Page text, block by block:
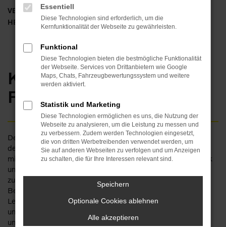
VERFÜGBARE FAHRZEUGE ANZEIGEN
HERSTELLER SEITE BESUCHEN
Klimaneutraler
Fernverkehr
Der Volvo FH Aero mit Gasantrieb ist ein Fernverkehrs-Lkw,
der auf aerodynamische Effizienz ausgelegt ist. Bei Betrieb
mit Bio-LNG und HVO reduzieren Sie Ihren CO2-Fußabdruck
und können weite Entfernungen mit hohen Nutzlasten
zurücklegen – und das klimaneutral (nach „Tank-to-Wheel“-
Berechnung). Der gasbetriebene Motor liefert die gleiche
Leistung wie unsere Dieselmotoren. bei weniger Emissionen
und dem Potenzial, bei Betrieb mit erneuerbarem Bio-LNG
und HVO im Fernverkehr klimaneutral unterwegs zu sein.
Essentiell
Diese Technologien sind erforderlich, um die
Kernfunktionalität der Webseite zu gewährleisten.
Funktional
Diese Technologien bieten die bestmögliche Funktionalität
der Webseite. Services von Drittanbietern wie Google
Maps, Chats, Fahrzeugbewertungssystem und weitere
werden aktiviert.
Statistik und Marketing
Diese Technologien ermöglichen es uns, die Nutzung der
Webseite zu analysieren, um die Leistung zu messen und
zu verbessern. Zudem werden Technologien eingesetzt,
die von dritten Werbetreibenden verwendet werden, um
Sie auf anderen Webseiten zu verfolgen und um Anzeigen
zu schalten, die für Ihre Interessen relevant sind.
Speichern
Optionale Cookies ablehnen
Alle akzeptieren